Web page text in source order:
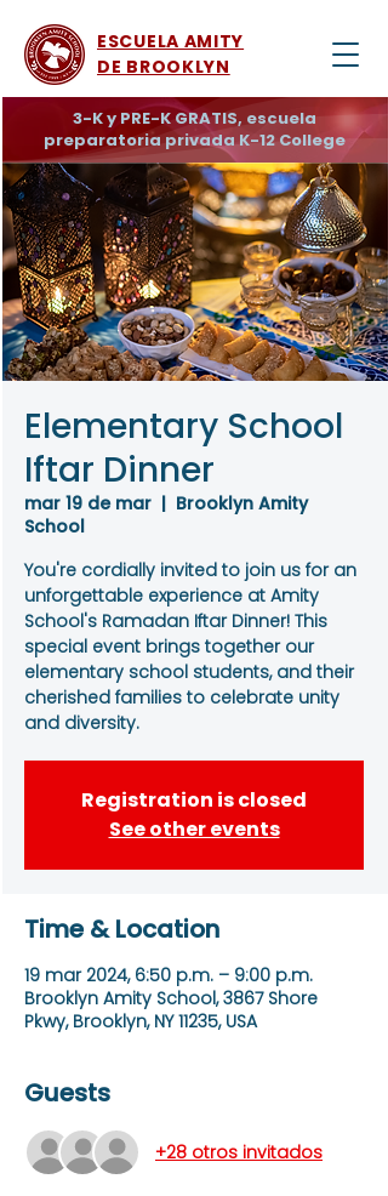
ESCUELA AMITY
DE BROOKLYN
3-K y PRE-K GRATIS, escuela
preparatoria privada K-12 College
Elementary School
Iftar Dinner
mar 19 de mar
  |
Brooklyn Amity
School
You're cordially invited to join us for an
unforgettable experience at Amity
School's Ramadan Iftar Dinner! This
special event brings together our
elementary school students, and their
cherished families to celebrate unity
and diversity.
Registration is closed
See other events
Time & Location
19 mar 2024, 6:50 p.m. – 9:00 p.m.
Brooklyn Amity School, 3867 Shore
Pkwy, Brooklyn, NY 11235, USA
Guests
+28 otros invitados